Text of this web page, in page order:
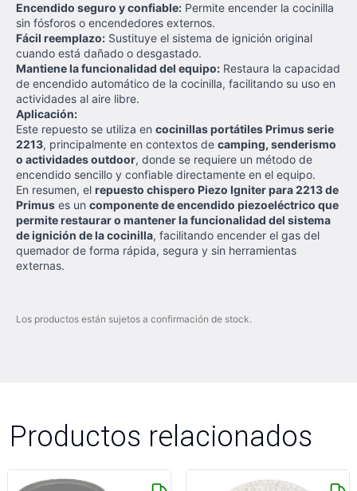
Encendido seguro y confiable: Permite encender la cocinilla
sin fósforos o encendedores externos.
Fácil reemplazo: Sustituye el sistema de ignición original
cuando está dañado o desgastado.
Mantiene la funcionalidad del equipo: Restaura la capacidad
de encendido automático de la cocinilla, facilitando su uso en
actividades al aire libre.
Aplicación:
Este repuesto se utiliza en cocinillas portátiles Primus serie
2213, principalmente en contextos de camping, senderismo
o actividades outdoor, donde se requiere un método de
encendido sencillo y confiable directamente en el equipo.
En resumen, el repuesto chispero Piezo Igniter para 2213 de
Primus es un componente de encendido piezoeléctrico que
permite restaurar o mantener la funcionalidad del sistema
de ignición de la cocinilla, facilitando encender el gas del
quemador de forma rápida, segura y sin herramientas
externas.
Los productos están sujetos a confirmación de stock.
Productos relacionados